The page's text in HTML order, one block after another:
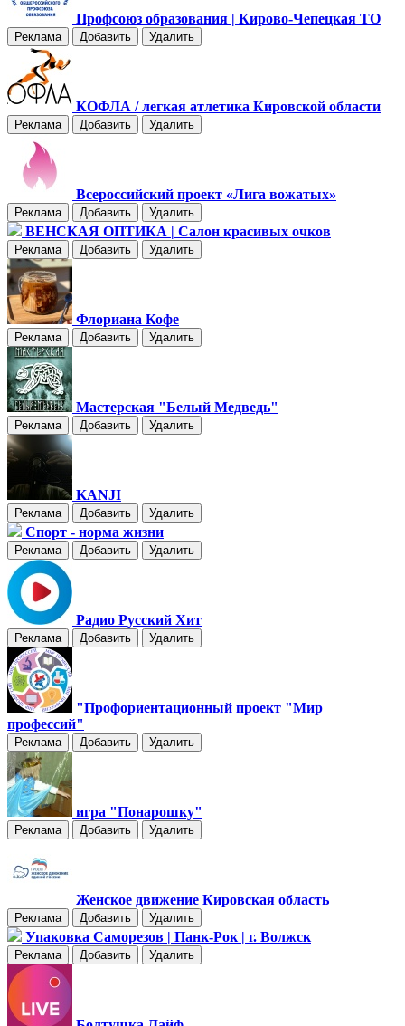
Профсоюз образования | Кирово-Чепецкая ТО
Реклама Добавить Удалить
КОФЛА / легкая атлетика Кировской области
Реклама Добавить Удалить
Всероссийский проект «Лига вожатых»
Реклама Добавить Удалить
ВЕНСКАЯ ОПТИКА | Салон красивых очков
Реклама Добавить Удалить
Флориана Кофе
Реклама Добавить Удалить
Мастерская "Белый Медведь"
Реклама Добавить Удалить
KANJI
Реклама Добавить Удалить
Спорт - норма жизни
Реклама Добавить Удалить
Радио Русский Хит
Реклама Добавить Удалить
"Профориентационный проект "Мир
профессий"
Реклама Добавить Удалить
игра "Понарошку"
Реклама Добавить Удалить
Женское движение Кировская область
Реклама Добавить Удалить
Упаковка Саморезов | Панк-Рок | г. Волжск
Реклама Добавить Удалить